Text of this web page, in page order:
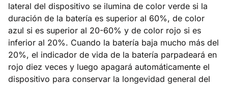
lateral del dispositivo se ilumina de color verde si la
duración de la batería es superior al 60%, de color
azul si es superior al 20-60% y de color rojo si es
inferior al 20%. Cuando la batería baja mucho más del
20%, el indicador de vida de la batería parpadeará en
rojo diez veces y luego apagará automáticamente el
dispositivo para conservar la longevidad general del